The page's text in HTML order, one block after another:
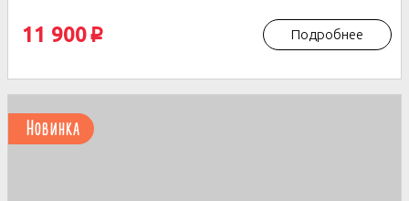
11 900 p Подробнее
Новинка